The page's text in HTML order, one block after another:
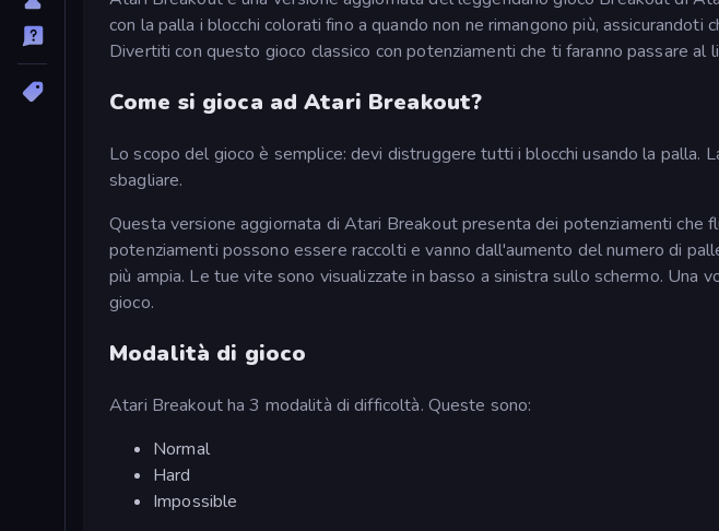
con la palla i blocchi colorati fino a quando non ne rimangono più, assicurandoti
Divertiti con questo gioco classico con potenziamenti che ti faranno passare al
Come si gioca ad Atari Breakout?
Lo scopo del gioco è semplice: devi distruggere tutti i blocchi usando la palla.
sbagliare.
Questa versione aggiornata di Atari Breakout presenta dei potenziamenti che
potenziamenti possono essere raccolti e vanno dall'aumento del numero di
più ampia. Le tue vite sono visualizzate in basso a sinistra sullo schermo. Una
gioco.
Modalità di gioco
Atari Breakout ha 3 modalità di difficoltà. Queste sono:
Normal
Hard
Impossible